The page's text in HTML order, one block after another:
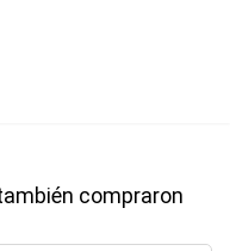
compraron